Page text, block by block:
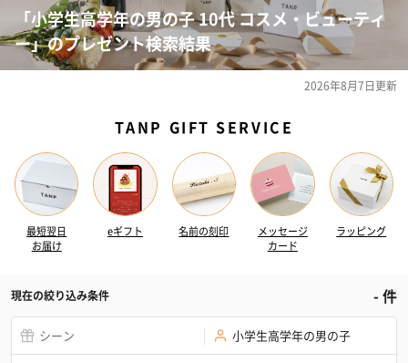
「小学生高学年の男の子 10代 コスメ・ビューティ
ー」のプレゼント検索結果
2026年8月7日更新
TANP GIFT SERVICE
最短翌日
お届け
eギフト 名前の刻印
メッセージ
カード
ラッピング
現在の絞り込み条件 -件
シーン 小学生高学年の男の子